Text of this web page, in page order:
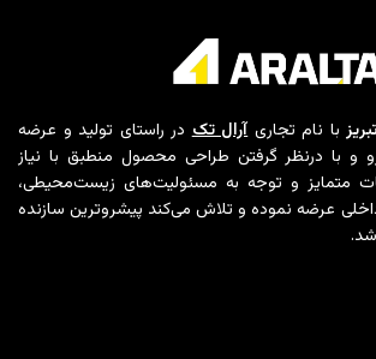
با نام تجاریآرال تکدر راستای تولید و عرضه
و با درنظر گرفتن طراحی محصول منطبق با نیاز
متمایز و توجه به مسئولیت‌های زیست‌محیطی،
داخلی عرضه نموده و تلاش می‌کند پیشروترین سازنده